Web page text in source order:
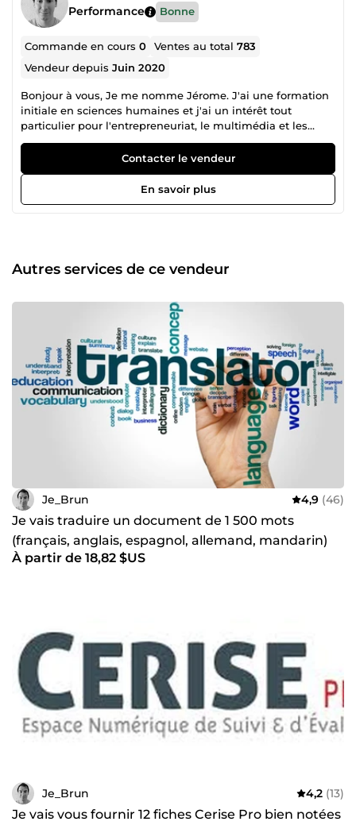
Performance Bonne
Commande en cours0 Ventes au total783
Vendeur depuisJuin 2020
Bonjour à vous, Je me nomme Jérome. J'ai une formation
initiale en sciences humaines et j'ai un intérêt tout
particulier pour l'entrepreneuriat, le multimédia et les
nouvelles technologies, les langues étrangères, l'économie,
la littérature, les voyages et bien d'autres sujets encore ! Ce
serait un plaisir de vous accompagner dans la formation
au business, dans les envois emailing, dans la traduction
de documents, dans la correction et/ou la reformulation de
Contacter le vendeur
En savoir plus
Autres services de ce vendeur
Je_Brun 4,9 (46)
Je vais traduire un document de 1 500 mots
(français, anglais, espagnol, allemand, mandarin)
À partir de 18,82 $US
Je_Brun 4,2 (13)
Je vais vous fournir 12 fiches Cerise Pro bien notées